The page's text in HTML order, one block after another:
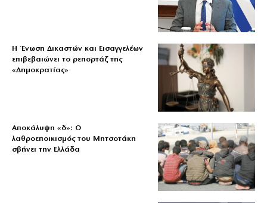
Η Ένωση Δικαστών και Εισαγγελέων
επιβεβαιώνει το ρεπορτάζ της
«Δημοκρατίας»
Αποκάλυψη «δ»: Ο
λαθροεποικισμός του Μητσοτάκη
σβήνει την Ελλάδα